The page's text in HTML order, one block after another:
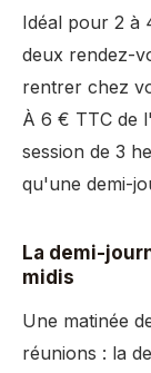
Idéal pour 2 à
deux rendez-
rentrer chez
À 6 € TTC de
session de 3
qu'une demi-
La demi-
midis
Une matinée
réunions : la